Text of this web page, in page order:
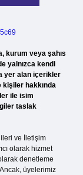
kurum veya şahıs
yalnızca kendi
yer alan içerikler
kişiler hakkında
ile isim
taslak
ve İletişim
olarak hizmet
denetleme
üyelerimiz